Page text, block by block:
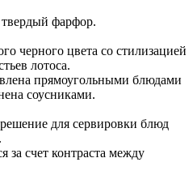
фарфор.
черного цвета со стилизацией
лотоса.
прямоугольными блюдами
соусниками.
для сервировки блюд
за счет контраста между